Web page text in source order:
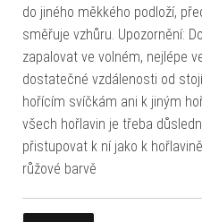
do jiného měkkého podloží,
směřuje vzhůru. Upozornění:
zapalovat ve volném, nejlépe
dostatečné vzdálenosti od
hořícím svíčkám ani k jiným
všech hořlavin je třeba
přistupovat k ní jako k
růžové barvě